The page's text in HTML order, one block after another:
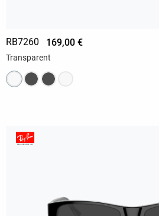
RB7260 169,00 €
Transparent